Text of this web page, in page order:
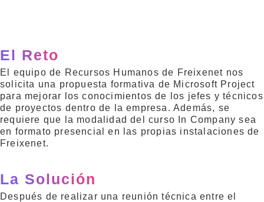
El Reto
El equipo de Recursos Humanos de Freixenet nos
solicita una propuesta formativa de Microsoft Project
para mejorar los conocimientos de los jefes y técnicos
de proyectos dentro de la empresa. Además, se
requiere que la modalidad del curso In Company sea
en formato presencial en las propias instalaciones de
Freixenet.
La Solución
Después de realizar una reunión técnica entre el